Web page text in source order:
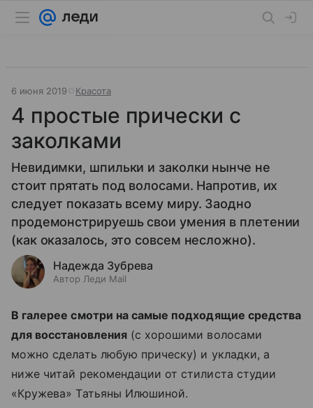
6 июня 2019 Красота
4 простые прически с
заколками
Невидимки, шпильки и заколки нынче не
стоит прятать под волосами. Напротив, их
следует показать всему миру. Заодно
продемонстрируешь свои умения в плетении
(как оказалось, это совсем несложно).
Надежда Зубрева
Автор Леди Mail
В галерее смотри на самые подходящие средства
для восстановления(с хорошими волосами
можно сделать любую прическу) и укладки, а
ниже читай рекомендации от стилиста студии
«Кружева» Татьяны Илюшиной.